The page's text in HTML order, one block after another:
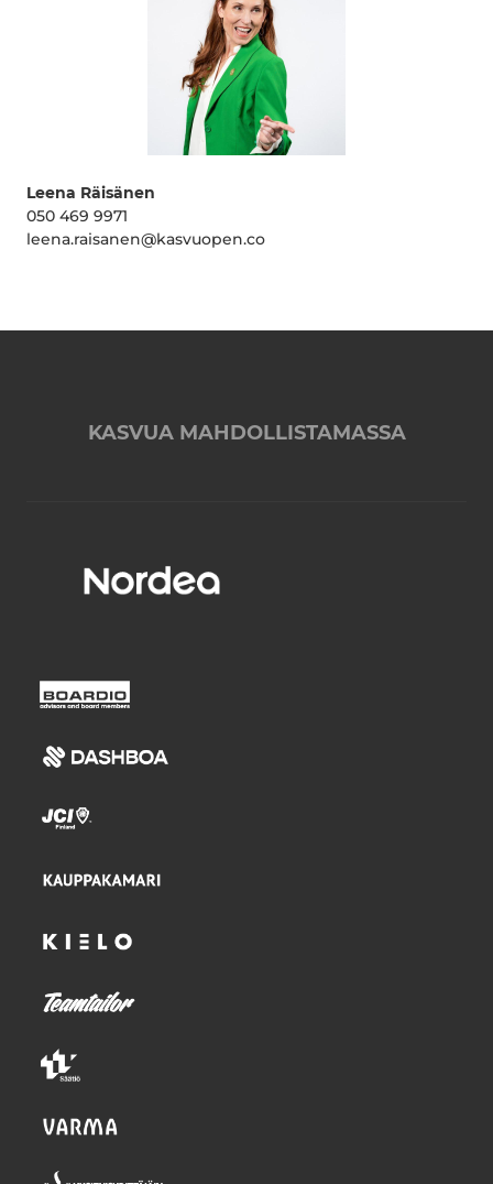
Leena Räisänen
050 469 9971
leena.raisanen@kasvuopen.co
KASVUA MAHDOLLISTAMASSA